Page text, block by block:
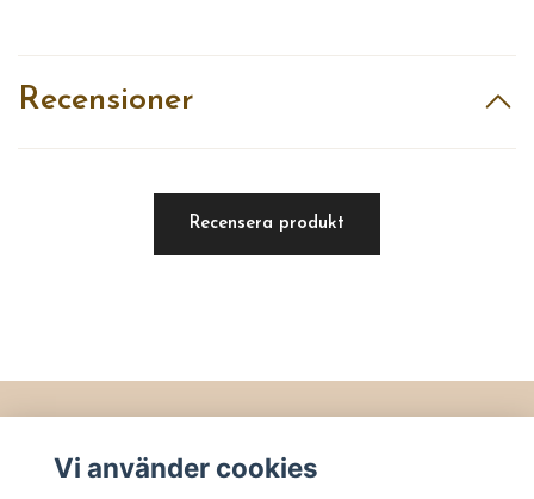
Recensioner
Recensera produkt
Köpvillkor
Vi använder cookies